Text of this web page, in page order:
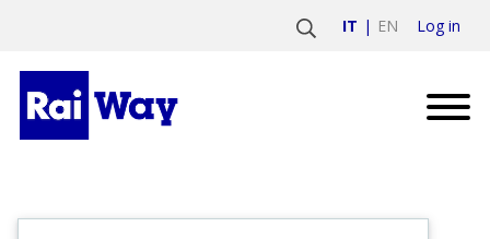
IT EN Log in